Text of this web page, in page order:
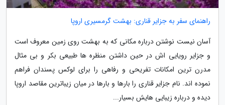
راهنمای سفر به جزایر قناری: بهشت گرمسیری اروپا
آسان نیست نوشتن درباره مکانی که به بهشت روی زمین معروف است
و جزایر رویایی اش در حین داشتن منظره ها طبیعی بکر و بی مثال
مدرن ترین امکانات تفریحی و رفاهی را برای لوکس پسندان فراهم
نموده اند. نام جزایر قناری را بارها و بارها در میان زیباترین مقاصد اروپا
دیده و درباره زیبایی هایش بسیار...